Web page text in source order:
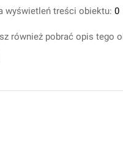
wyświetleń treści obiektu: 0
również pobrać opis tego